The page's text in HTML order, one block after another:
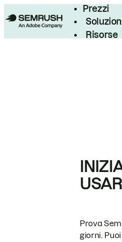
Prezzi
Risorse
Prova
giorni.